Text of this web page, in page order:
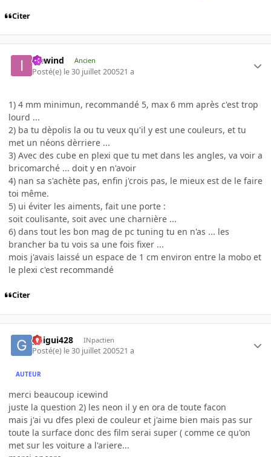
Citer
icewind Ancien
Posté(e) le 30 juillet 200521 a
1) 4 mm minimun, recommandé 5, max 6 mm après c'est trop
lourd ...
2) ba tu dèpolis la ou tu veux qu'il y est une couleurs, et tu
met un néons dèrriere ...
3) Avec des cube en plexi que tu met dans les angles, va voir a
bricomarché ... doit y en n'avoir
4) nan sa s'achète pas, enfin j'crois pas, le mieux est de le faire
toi même.
5) ui éviter les aiments, fait une porte :
soit coulisante, soit avec une charnière ...
6) dans tout les bon mag de pc tuning tu en n'as ... les
brancher ba tu vois sa une fois fixer ...
mois j'avais laissé un espace de 1 cm environ entre la mobo et
le plexi c'est recommandé
Citer
guigui428 INpactien
Posté(e) le 30 juillet 200521 a
AUTEUR
merci beaucoup icewind
juste la question 2) les neon il y en ora de toute facon
mais j'ai vu dfes plexi de couleur et j'aime bien mais pas sur
toute la surface donc des film serai super ( comme ce qu'on
met sur les voiture a l'ariere...